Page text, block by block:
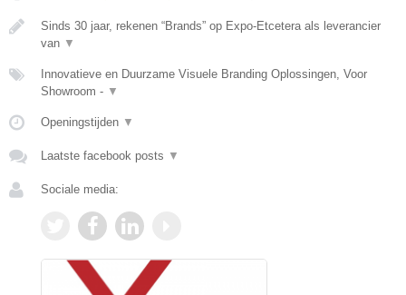
Sinds 30 jaar, rekenen “Brands” op Expo-Etcetera als leverancier
van ▼
Innovatieve en Duurzame Visuele Branding Oplossingen, Voor
Showroom - ▼
Openingstijden ▼
Laatste facebook posts ▼
Sociale media: